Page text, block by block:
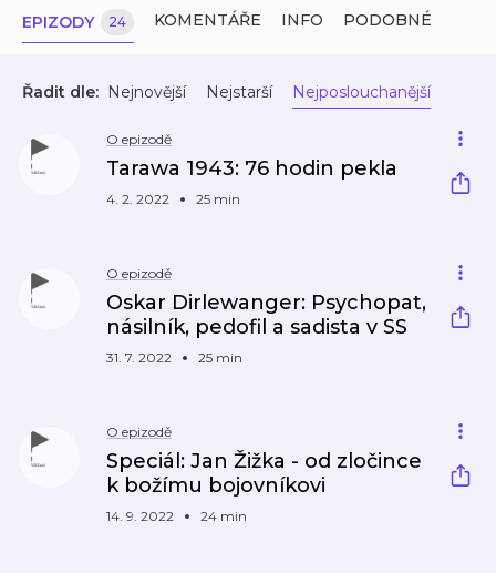
EPIZODY 24 KOMENTÁŘE INFO PODOBNÉ
Řadit dle: Nejnovější Nejstarší Nejposlouchanější
O epizodě
Tarawa 1943: 76 hodin pekla
4. 2. 2022 25 min
O epizodě
Oskar Dirlewanger: Psychopat,
násilník, pedofil a sadista v SS
31. 7. 2022 25 min
O epizodě
Speciál: Jan Žižka - od zločince
k božímu bojovníkovi
14. 9. 2022 24 min